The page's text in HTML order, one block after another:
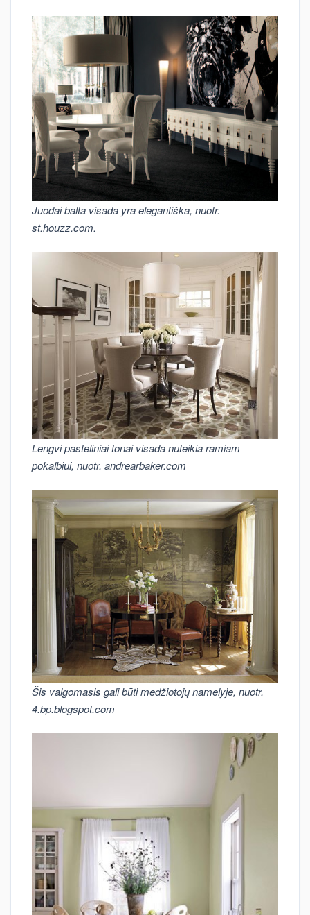
Juodai balta visada yra elegantiška, nuotr.
st.houzz.com.
Lengvi pasteliniai tonai visada nuteikia ramiam
pokalbiui, nuotr. andrearbaker.com
Šis valgomasis gali būti medžiotojų namelyje, nuotr.
4.bp.blogspot.com